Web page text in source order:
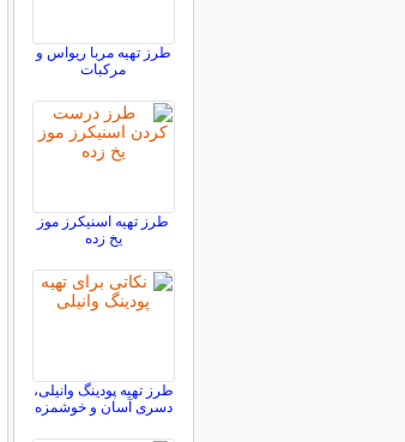
طرز تهیه مربا ریواس و
مرکبات
طرز تهیه اسنیکرز موز
یخ زده
طرز تهیه پودینگ وانیلی،
دسری آسان و خوشمزه